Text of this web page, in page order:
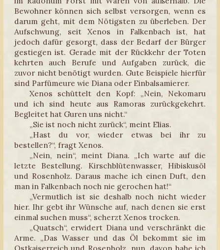
Bewohner können sich selbst versorgen, wenn es
darum geht, mit dem Nötigsten zu überleben. Der
Aufschwung, seit Xenos in Falkenbach ist, hat
jedoch dafür gesorgt, dass der Bedarf der Bürger
gestiegen ist. Gerade mit der Rückkehr der Toten
kehrten auch Berufe und Aufgaben zurück, die
zuvor nicht benötigt wurden. Gute Beispiele hierfür
sind Parfümeure wie Diana oder Einbalsamierer.
Xenos schüttelt den Kopf: „Nein, Nekomaru
und ich sind heute aus Ramoras zurückgekehrt.
Begleitet hat Guren uns nicht.“
„Sie ist noch nicht zurück“, meint Elias.
„Hast du vor, wieder etwas bei ihr zu
bestellen?“, fragt Xenos.
„Nein, nein“, meint Diana. „Ich warte auf die
letzte Bestellung. Kirschblütenwasser, Hibiskusöl
und Rosenholz. Daraus mache ich einen Duft, den
man in Falkenbach noch nie gerochen hat!“
„Vermutlich ist sie deshalb noch nicht wieder
hier. Ihr gebt ihr Wünsche auf, nach denen sie erst
einmal suchen muss“, scherzt Xenos trocken.
„Quatsch“, erwidert Diana und verschränkt die
Arme. „Das Wasser und das Öl bekommt sie im
Ostkaiserreich und Rosenholz, nun, davon habe ich